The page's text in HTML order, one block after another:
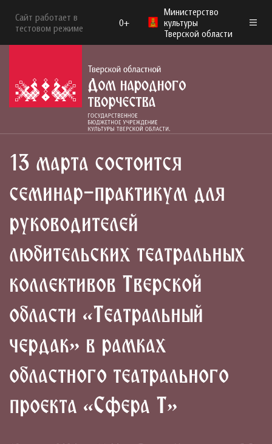
Сайт работает в
тестовом режиме
0+
Министерство
культуры
Тверской области
13 марта состоится
семинар-практикум для
руководителей
любительских театральных
коллективов Тверской
области «Театральный
чердак» в рамках
областного театрального
проекта «Сфера Т»